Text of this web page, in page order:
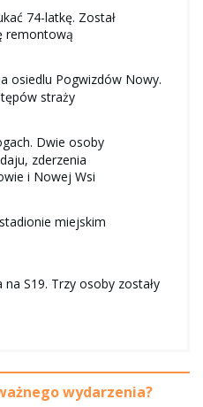
74-latkę. Został
remontową
osiedlu Pogwizdów Nowy.
straży
Dwie osoby
zderzenia
i Nowej Wsi
miejskim
S19. Trzy osoby zostały
wydarzenia?